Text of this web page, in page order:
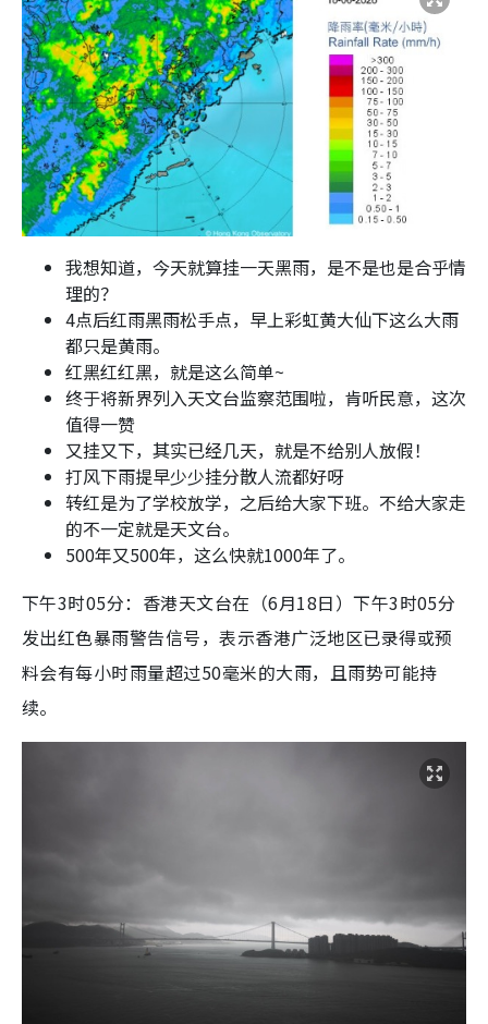
我想知道，今天就算挂一天黑雨，是不是也是合乎情
理的？
4点后红雨黑雨松手点，早上彩虹黄大仙下这么大雨
都只是黄雨。
红黑红红黑，就是这么简单~
终于将新界列入天文台监察范围啦，肯听民意，这次
值得一赞
又挂又下，其实已经几天，就是不给别人放假！
打风下雨提早少少挂分散人流都好呀
转红是为了学校放学，之后给大家下班。不给大家走
的不一定就是天文台。
500年又500年，这么快就1000年了。
下午3时05分：香港天文台在（6月18日）下午3时05分
发出红色暴雨警告信号，表示香港广泛地区已录得或预
料会有每小时雨量超过50毫米的大雨，且雨势可能持
续。